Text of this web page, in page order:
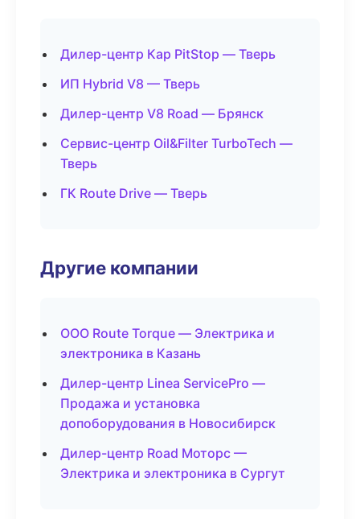
Дилер-центр Кар PitStop — Тверь
ИП Hybrid V8 — Тверь
Дилер-центр V8 Road — Брянск
Сервис-центр Oil&Filter TurboTech —
Тверь
ГК Route Drive — Тверь
Другие компании
ООО Route Torque — Электрика и
электроника в Казань
Дилер-центр Linea ServicePro —
Продажа и установка
допоборудования в Новосибирск
Дилер-центр Road Моторс —
Электрика и электроника в Сургут